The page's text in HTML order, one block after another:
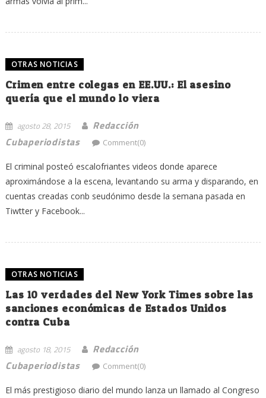
OTRAS NOTICIAS
Crimen entre colegas en EE.UU.: El asesino
quería que el mundo lo viera
agosto 28, 2015
Redacción
Cubaperiodistas
Comment(0)
El criminal posteó escalofriantes videos donde aparece
aproximándose a la escena, levantando su arma y disparando, en
cuentas creadas conb seudónimo desde la semana pasada en
Tiwtter y Facebook...
OTRAS NOTICIAS
Las 10 verdades del New York Times sobre las
sanciones económicas de Estados Unidos
contra Cuba
agosto 18, 2015
Redacción
Cubaperiodistas
Comment(0)
El más prestigioso diario del mundo lanza un llamado al Congreso